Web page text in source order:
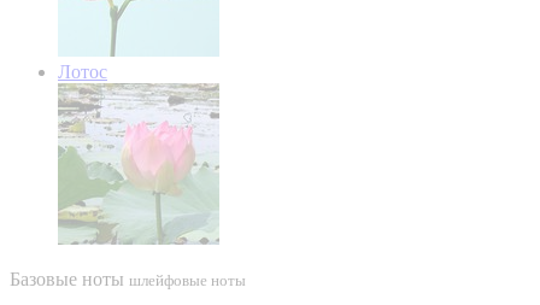
Лотос
Базовые ноты шлейфовые ноты